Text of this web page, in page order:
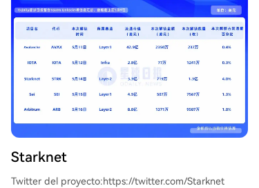
Starknet
Twitter del proyecto:https://twitter.com/Starknet